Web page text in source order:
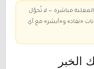
مباشرة — لا تُحوّل
«نفاذ» و«أبشر» مع أي
الخبر